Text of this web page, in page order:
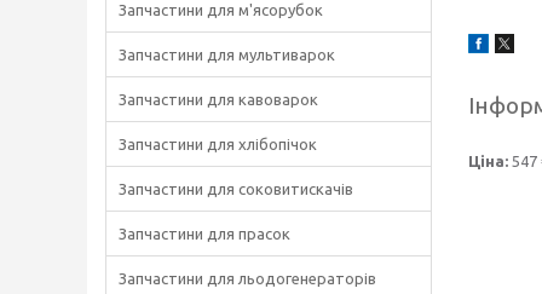
Ціна: 547
Запчастини для м'ясорубок
Запчастини для мультиварок
Запчастини для кавоварок
Запчастини для хлібопічок
Запчастини для соковитискачів
Запчастини для прасок
Запчастини для льодогенераторів